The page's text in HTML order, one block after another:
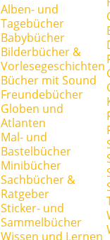
Alben- und
Tagebücher
Babybücher
Bilderbücher &
Vorlesegeschichten
Bücher mit Sound
Freundebücher
Globen und
Atlanten
Mal- und
Bastelbücher
Minibücher
Sachbücher &
Ratgeber
Sticker- und
Sammelbücher
Wissen und Lernen